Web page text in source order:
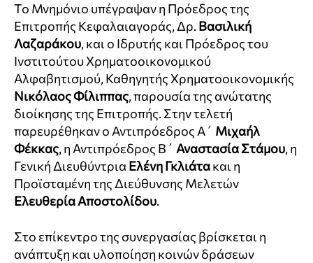
Το Μνημόνιο υπέγραψαν η Πρόεδρος της
Επιτροπής Κεφαλαιαγοράς, Δρ.Βασιλική
Λαζαράκου, και ο Ιδρυτής και Πρόεδρος του
Ινστιτούτου Χρηματοοικονομικού
Αλφαβητισμού, Καθηγητής Χρηματοοικονομικής
Νικόλαος Φίλιππας, παρουσία της ανώτατης
διοίκησης της Επιτροπής. Στην τελετή
παρευρέθηκαν ο Αντιπρόεδρος Α΄ Μιχαήλ
Φέκκας, η Αντιπρόεδρος Β΄ Αναστασία Στάμου, η
Γενική Διευθύντρια Ελένη Γκλιάτακαι η
Προϊσταμένη της Διεύθυνσης Μελετών
Ελευθερία Αποστολίδου.
Στο επίκεντρο της συνεργασίας βρίσκεται η
ανάπτυξη και υλοποίηση κοινών δράσεων